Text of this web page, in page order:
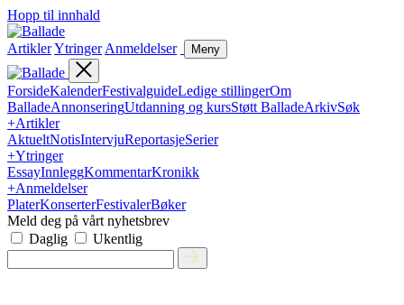
Hopp til innhald
ArtiklerYtringer Anmeldelser Meny
ForsideKalenderFestivalguideLedige stillingerOm
BalladeAnnonseringUtdanning og kursStøtt BalladeArkivSøk
+Artikler
AktueltNotisIntervjuReportasjeSerier
+Ytringer
EssayInnleggKommentarKronikk
+Anmeldelser
PlaterKonserterFestivalerBøker
Meld deg på vårt nyhetsbrev
Daglig
Ukentlig